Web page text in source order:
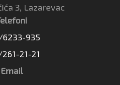
3, Lazarevac
935
21-21
Email